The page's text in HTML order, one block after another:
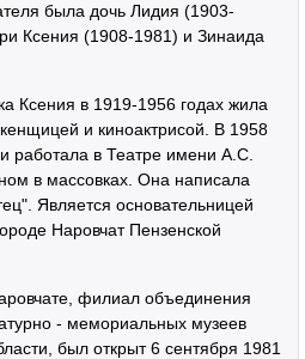
была дочь Лидия (1903-
Ксения (1908-1981) и Зинаида
Ксения в 1919-1956 годах жила
и киноактрисой. В 1958
работала в Театре имени А.С.
в массовках. Она написала
Является основательницей
Наровчат Пензенской
филиал объединения
- мемориальных музеев
был открыт 6 сентября 1981